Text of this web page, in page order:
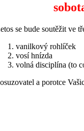
se bude soutěžit ve
vanilkový rohlíček
vosí hnízda
volná disciplína (to
a porotce